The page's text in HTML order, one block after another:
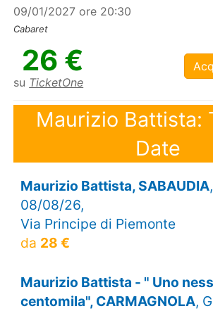
09/01/2027 ore 20:30
Cabaret
26 €
su TicketOne
Maurizio Battista:
Date
Maurizio Battista, SABAUDIA
08/08/26,
Via Principe di Piemonte
da 28 €
Maurizio Battista - " Uno
centomila", CARMAGNOLA,